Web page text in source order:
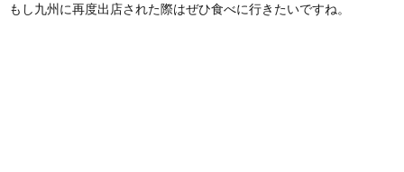
もし九州に再度出店された際はぜひ食べに行きたいですね。